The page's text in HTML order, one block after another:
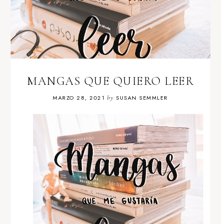
MANGAS QUE QUIERO LEER
MARZO 28, 2021 by SUSAN SEMMLER